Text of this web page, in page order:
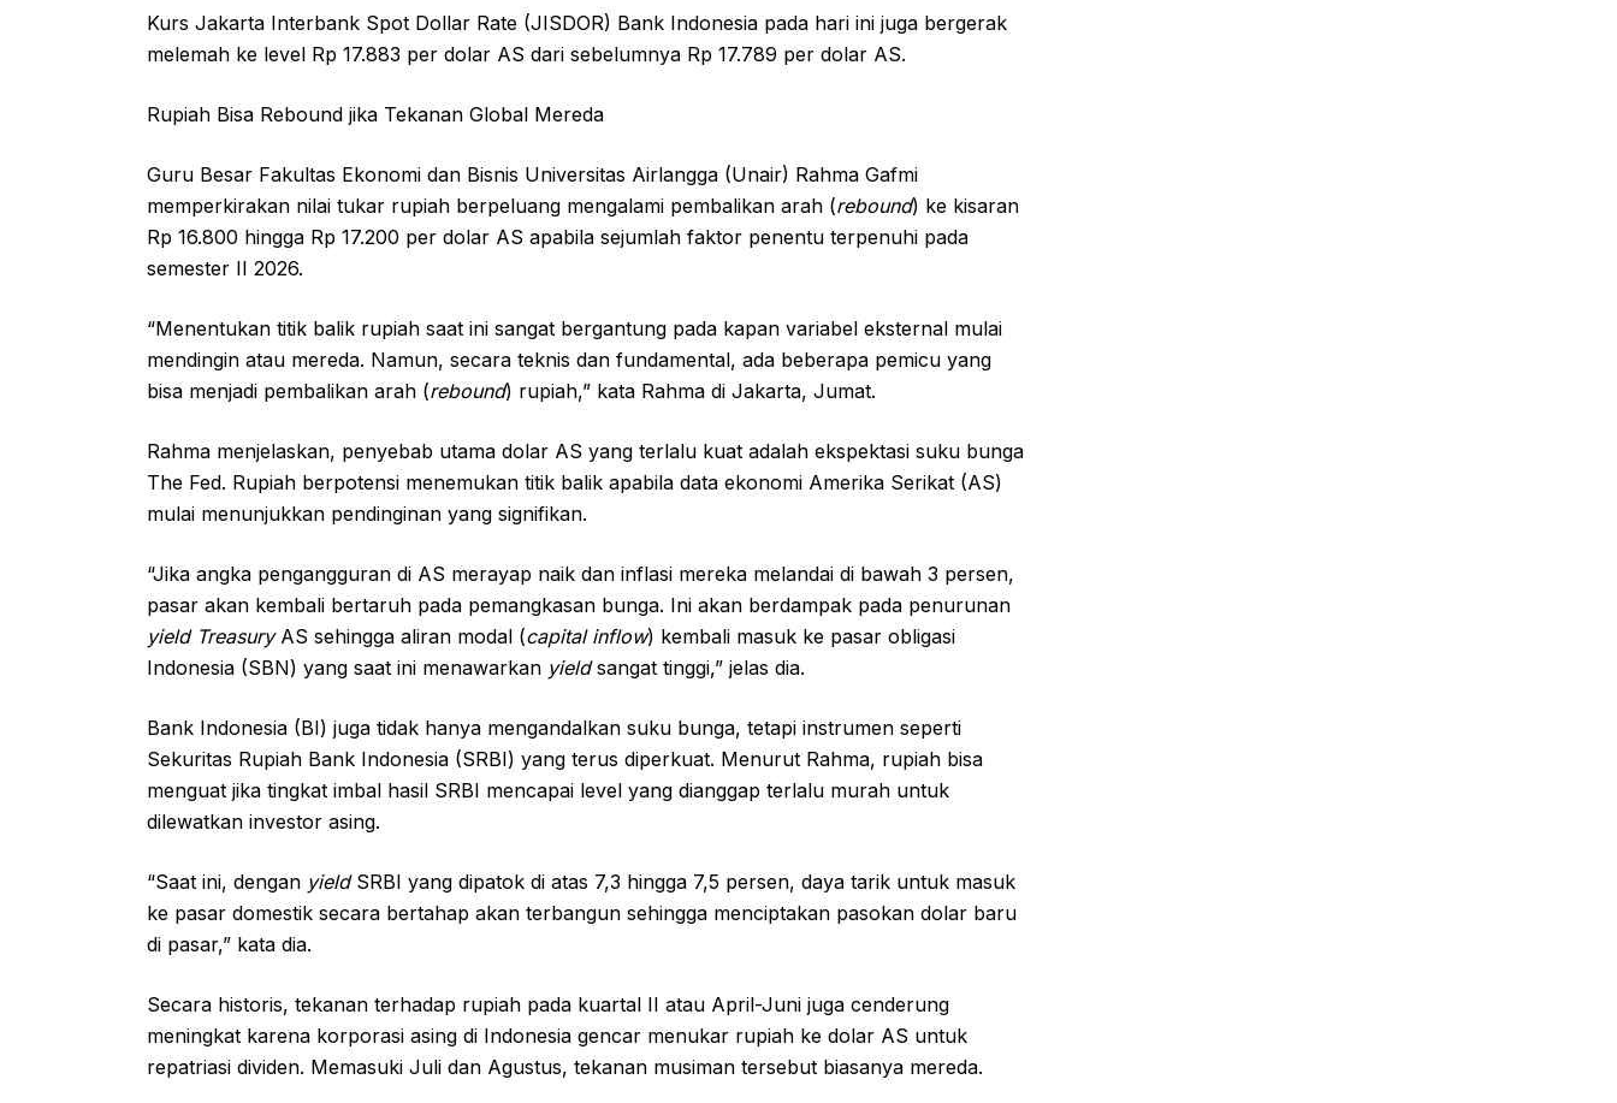
Kurs Jakarta Interbank Spot Dollar Rate (JISDOR) Bank Indonesia pada hari ini juga bergerak
melemah ke level Rp 17.883 per dolar AS dari sebelumnya Rp 17.789 per dolar AS.
Rupiah Bisa Rebound jika Tekanan Global Mereda
Guru Besar Fakultas Ekonomi dan Bisnis Universitas Airlangga (Unair) Rahma Gafmi
memperkirakan nilai tukar rupiah berpeluang mengalami pembalikan arah (rebound) ke kisaran
Rp 16.800 hingga Rp 17.200 per dolar AS apabila sejumlah faktor penentu terpenuhi pada
semester II 2026.
“Menentukan titik balik rupiah saat ini sangat bergantung pada kapan variabel eksternal mulai
mendingin atau mereda. Namun, secara teknis dan fundamental, ada beberapa pemicu yang
bisa menjadi pembalikan arah (rebound) rupiah,” kata Rahma di Jakarta, Jumat.
Rahma menjelaskan, penyebab utama dolar AS yang terlalu kuat adalah ekspektasi suku bunga
The Fed. Rupiah berpotensi menemukan titik balik apabila data ekonomi Amerika Serikat (AS)
mulai menunjukkan pendinginan yang signifikan.
“Jika angka pengangguran di AS merayap naik dan inflasi mereka melandai di bawah 3 persen,
pasar akan kembali bertaruh pada pemangkasan bunga. Ini akan berdampak pada penurunan
yield TreasuryAS sehingga aliran modal (capital inflow) kembali masuk ke pasar obligasi
Indonesia (SBN) yang saat ini menawarkan yieldsangat tinggi,” jelas dia.
Bank Indonesia (BI) juga tidak hanya mengandalkan suku bunga, tetapi instrumen seperti
Sekuritas Rupiah Bank Indonesia (SRBI) yang terus diperkuat. Menurut Rahma, rupiah bisa
menguat jika tingkat imbal hasil SRBI mencapai level yang dianggap terlalu murah untuk
dilewatkan investor asing.
“Saat ini, dengan yieldSRBI yang dipatok di atas 7,3 hingga 7,5 persen, daya tarik untuk masuk
ke pasar domestik secara bertahap akan terbangun sehingga menciptakan pasokan dolar baru
di pasar,” kata dia.
Secara historis, tekanan terhadap rupiah pada kuartal II atau April-Juni juga cenderung
meningkat karena korporasi asing di Indonesia gencar menukar rupiah ke dolar AS untuk
repatriasi dividen. Memasuki Juli dan Agustus, tekanan musiman tersebut biasanya mereda.